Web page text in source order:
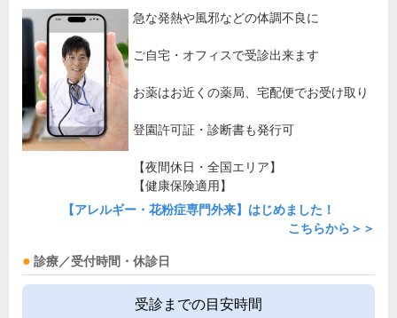
急な発熱や風邪などの体調不良に
ご自宅・オフィスで受診出来ます
お薬はお近くの薬局、宅配便でお受け取り
登園許可証・診断書も発行可
【夜間休日・全国エリア】
【健康保険適用】
【アレルギー・花粉症専門外来】はじめました！
こちらから＞＞
診療／受付時間・休診日
受診までの目安時間